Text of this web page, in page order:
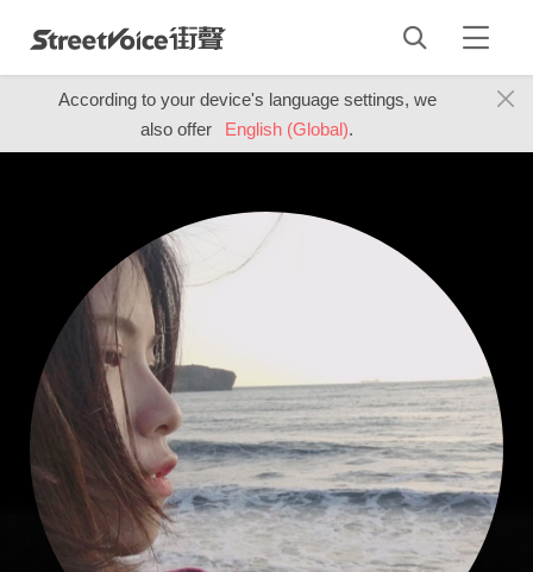
According to your device's language settings, we
also offer
English (Global).